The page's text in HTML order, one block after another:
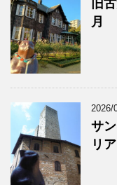
旧
月
2026/
サ
リ